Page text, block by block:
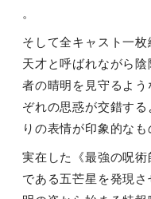
。
そして全キャスト一
天才と呼ばれながら
者の晴明を見守るよ
ぞれの思惑が交錯す
りの表情が印象的なも
実在した《最強の呪
である五芒星を発現